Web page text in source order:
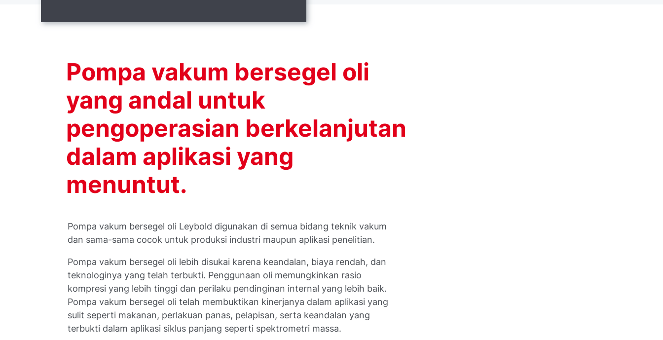
Pompa vakum bersegel oli
yang andal untuk
pengoperasian berkelanjutan
dalam aplikasi yang
menuntut.
Pompa vakum bersegel oli Leybold digunakan di semua bidang teknik vakum
dan sama-sama cocok untuk produksi industri maupun aplikasi penelitian.
Pompa vakum bersegel oli lebih disukai karena keandalan, biaya rendah, dan
teknologinya yang telah terbukti. Penggunaan oli memungkinkan rasio
kompresi yang lebih tinggi dan perilaku pendinginan internal yang lebih baik.
Pompa vakum bersegel oli telah membuktikan kinerjanya dalam aplikasi yang
sulit seperti makanan, perlakuan panas, pelapisan, serta keandalan yang
terbukti dalam aplikasi siklus panjang seperti spektrometri massa.